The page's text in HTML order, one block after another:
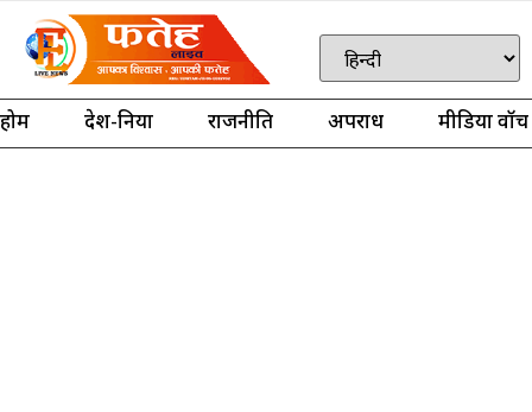
होम देश-दुनिया राजनीति अपराध मीडिया वॉच